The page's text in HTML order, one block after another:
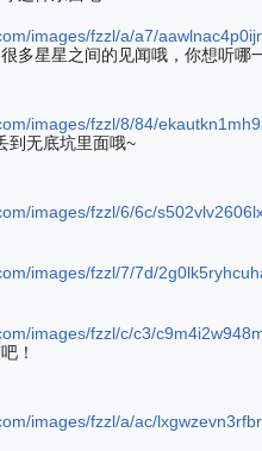
images/fzzl/a/a7/
多星星之间的见闻哦，你想听哪
images/fzzl/8/84/
到无底坑里面哦~
images/fzzl/6/6c/
images/fzzl/7/7d/
images/fzzl/c/c3/
！
images/fzzl/a/ac/